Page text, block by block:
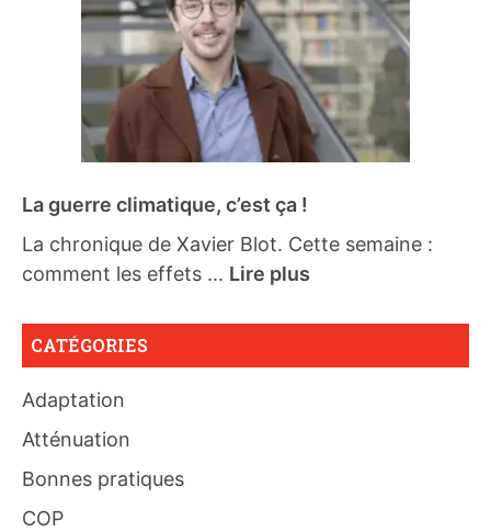
La guerre climatique, c’est ça !
La chronique de Xavier Blot. Cette semaine :
comment les effets ... Lire plus
CATÉGORIES
Adaptation
Atténuation
Bonnes pratiques
COP